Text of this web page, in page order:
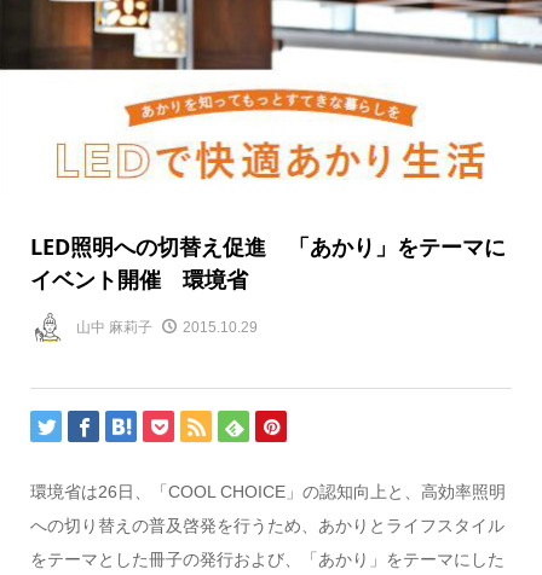
LED照明への切替え促進 「あかり」をテーマに
イベント開催 環境省
山中 麻莉子 2015.10.29
環境省は26日、「COOL CHOICE」の認知向上と、高効率照明
への切り替えの普及啓発を行うため、あかりとライフスタイル
をテーマとした冊子の発行および、「あかり」をテーマにした